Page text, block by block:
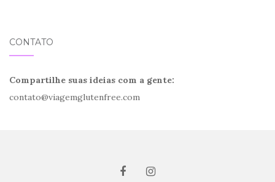
CONTATO
Compartilhe suas ideias com a gente:
contato@viagemglutenfree.com